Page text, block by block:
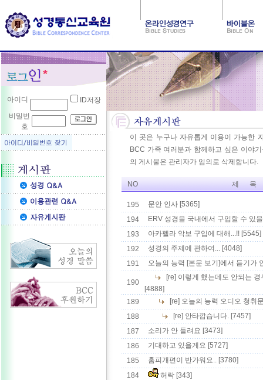
아이디
ID저장
비밀번
호
이 곳은 누구나 자유롭게 이용이 가능한
BCC 가족 여러분과 함께하고 싶은 이야
의 게시물은 관리자가 임의로 삭제합니다.
NO 제 목
195 문안 인사 [5365]
194
ERV 성경을 국내에서 구입할 수 있
193
아카펠라 악보 구입에 대해...!! [5545]
192
성경의 주제에 관하여... [4048]
191
오늘의 능력 [본문 보기]에서 듣기가
190
[re] 이렇게 했는데도 안되는
[4888]
189
[re] 오늘의 능력 오디오 청취
188
[re] 안타깝습니다. [7457]
187
소리가 안 들려요 [3473]
186
기대하고 있을게요 [5727]
185
홈피개편이 반가워요.. [3780]
184
허락 [343]